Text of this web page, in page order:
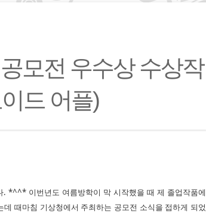
모전 우수상 수상작
드 어플)
*^^* 이번년도 여름방학이 막 시작했을 때 제 졸업작품에
때마침 기상청에서 주최하는 공모전 소식을 접하게 되었